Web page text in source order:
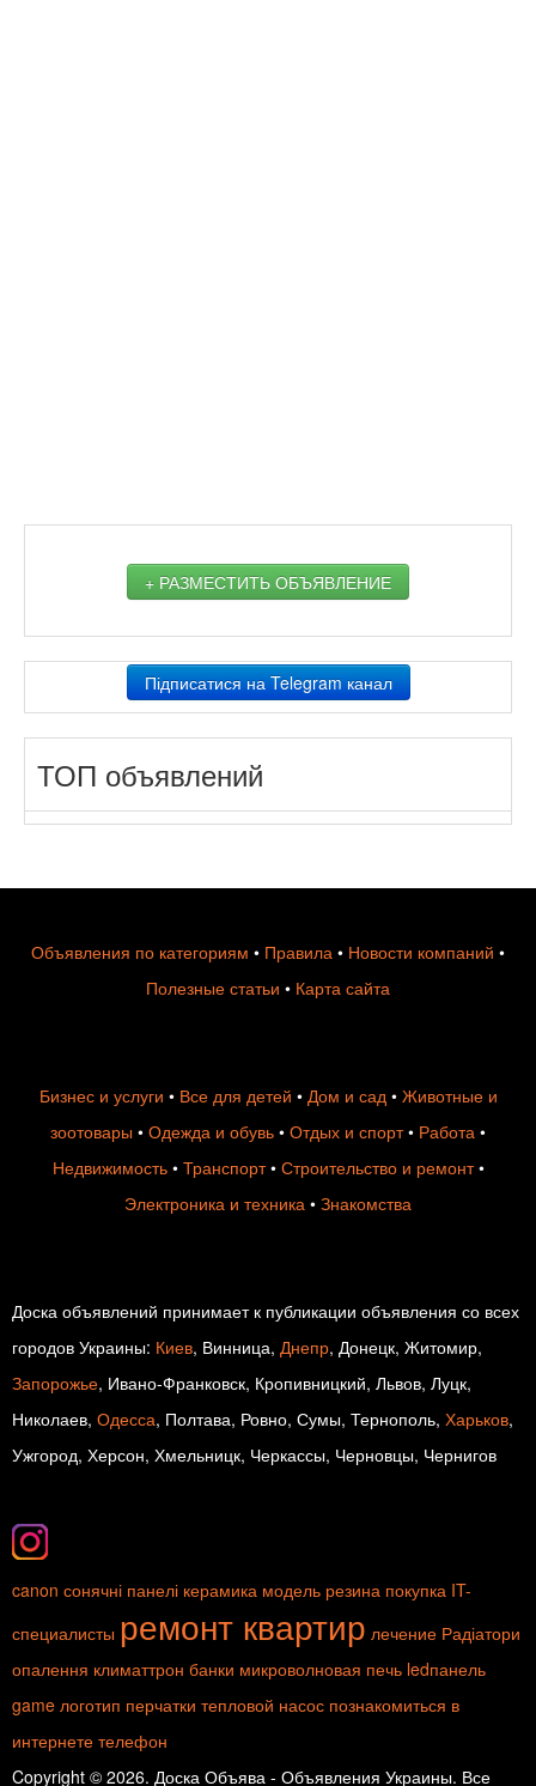
+ РАЗМЕСТИТЬ ОБЪЯВЛЕНИЕ
Підписатися на Telegram канал
ТОП объявлений
Объявления по категориям • Правила • Новости компаний •
Полезные статьи • Карта сайта
Бизнес и услуги • Все для детей • Дом и сад• Животные и
зоотовары • Одежда и обувь • Отдых и спорт• Работа •
Недвижимость• Транспорт• Строительство и ремонт•
Электроника и техника • Знакомства
Доска объявлений принимает к публикации объявления со всех
городов Украины: Киев, Винница, Днепр, Донецк, Житомир,
Запорожье, Ивано-Франковск, Кропивницкий, Львов, Луцк,
Николаев, Одесса, Полтава, Ровно, Сумы, Тернополь, Харьков,
Ужгород, Херсон, Хмельницк, Черкассы, Черновцы, Чернигов
canon сонячні панелі керамика модель резина покупка IT-
специалисты ремонт квартир лечение Радіатори
опалення климаттрон банки микроволновая печь ledпанель
game логотип перчатки тепловой насос познакомиться в
интернете телефон
Copyright © 2026. Доска Объява - Объявления Украины. Все